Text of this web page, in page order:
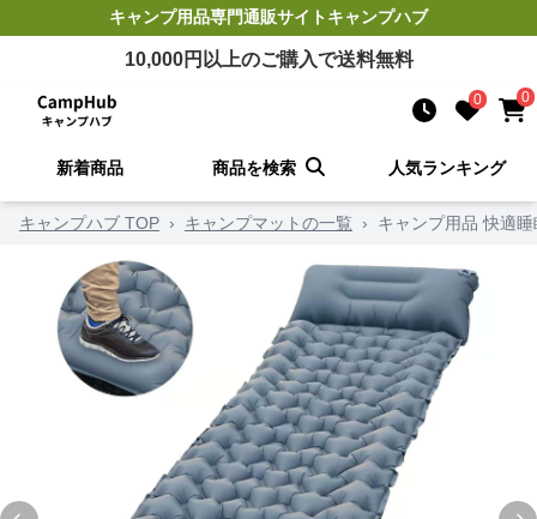
キャンプ用品専門通販サイトキャンプハブ
10,000円以上のご購入で送料無料
0 0
新着商品 商品を検索 人気ランキング
キャンプハブ TOP › キャンプマットの一覧 › キャンプ用品 快適